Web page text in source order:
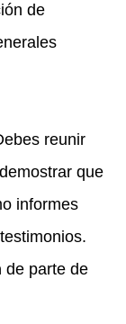
de
reunir
que
informes
de parte de